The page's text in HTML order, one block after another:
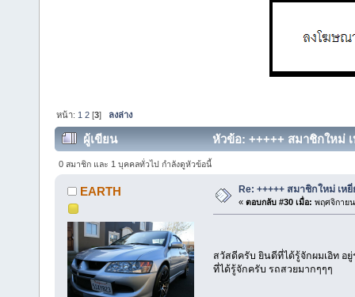
หน้า: 1 2 [3] ลงล่าง
ผู้เขียน หัวข้อ: +++++ สมาชิกใหม่
0 สมาชิก และ 1 บุคคลทั่วไป กำลังดูหัวข้อนี้
EARTH Re: +++++ สมาชิกใหม่ เห
« ตอบกลับ #30 เมื่อ: พฤศจิกาย
สวัสดีครับ ยินดีที่ได้รู้จักผมเอิท อ
ที่ได้รู้จักครับ รถสวยมากๆๆๆ